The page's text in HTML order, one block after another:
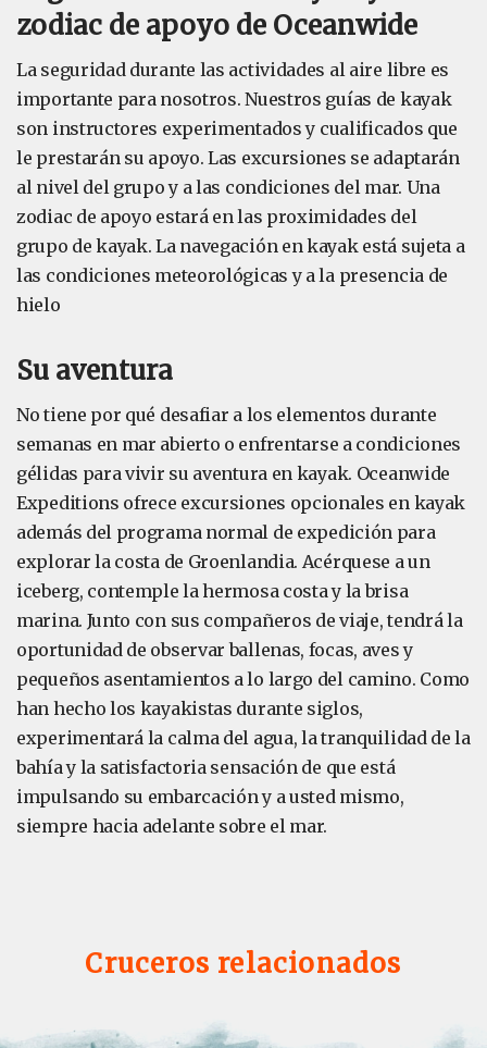
zodiac de apoyo de Oceanwide
La seguridad durante las actividades al aire libre es
importante para nosotros. Nuestros guías de kayak
son instructores experimentados y cualificados que
le prestarán su apoyo. Las excursiones se adaptarán
al nivel del grupo y a las condiciones del mar. Una
zodiac de apoyo estará en las proximidades del
grupo de kayak. La navegación en kayak está sujeta a
las condiciones meteorológicas y a la presencia de
hielo
Su aventura
No tiene por qué desafiar a los elementos durante
semanas en mar abierto o enfrentarse a condiciones
gélidas para vivir su aventura en kayak. Oceanwide
Expeditions ofrece excursiones opcionales en kayak
además del programa normal de expedición para
explorar la costa de Groenlandia. Acérquese a un
iceberg, contemple la hermosa costa y la brisa
marina. Junto con sus compañeros de viaje, tendrá la
oportunidad de observar ballenas, focas, aves y
pequeños asentamientos a lo largo del camino. Como
han hecho los kayakistas durante siglos,
experimentará la calma del agua, la tranquilidad de la
bahía y la satisfactoria sensación de que está
impulsando su embarcación y a usted mismo,
siempre hacia adelante sobre el mar.
Cruceros relacionados